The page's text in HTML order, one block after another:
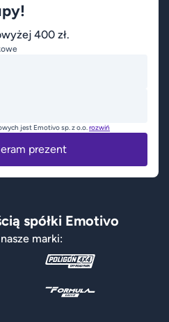
400 zł.
jest Emotivo sp. z o.o.rozwiń
prezent
spółki Emotivo
marki: